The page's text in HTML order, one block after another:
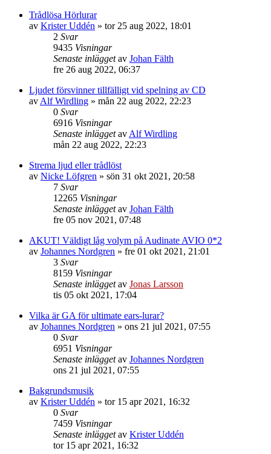
Trådlösa Hörlurar
av Krister Uddén » tor 25 aug 2022, 18:01
2 Svar
9435 Visningar
Senaste inläggetav Johan Fälth
fre 26 aug 2022, 06:37
Ljudet försvinner tillfälligt vid spelning av CD
av Alf Wirdling » mån 22 aug 2022, 22:23
0 Svar
6916 Visningar
Senaste inläggetav Alf Wirdling
mån 22 aug 2022, 22:23
Strema ljud eller trådlöst
av Nicke Löfgren » sön 31 okt 2021, 20:58
7 Svar
12265 Visningar
Senaste inläggetav Johan Fälth
fre 05 nov 2021, 07:48
AKUT! Väldigt låg volym på Audinate AVIO 0*2
av Johannes Nordgren » fre 01 okt 2021, 21:01
3 Svar
8159 Visningar
Senaste inläggetav Jonas Larsson
tis 05 okt 2021, 17:04
Vilka är GA för ultimate ears-lurar?
av Johannes Nordgren » ons 21 jul 2021, 07:55
0 Svar
6951 Visningar
Senaste inläggetav Johannes Nordgren
ons 21 jul 2021, 07:55
Bakgrundsmusik
av Krister Uddén » tor 15 apr 2021, 16:32
0 Svar
7459 Visningar
Senaste inläggetav Krister Uddén
tor 15 apr 2021, 16:32